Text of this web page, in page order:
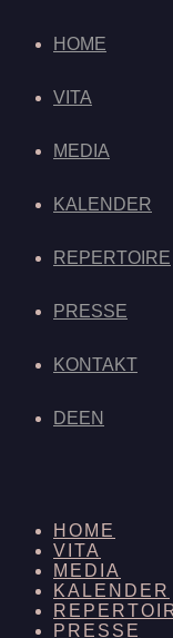
HOME
VITA
MEDIA
KALENDER
REPERTOIRE
PRESSE
KONTAKT
DEEN
HOME
VITA
MEDIA
KALENDER
PRESSE